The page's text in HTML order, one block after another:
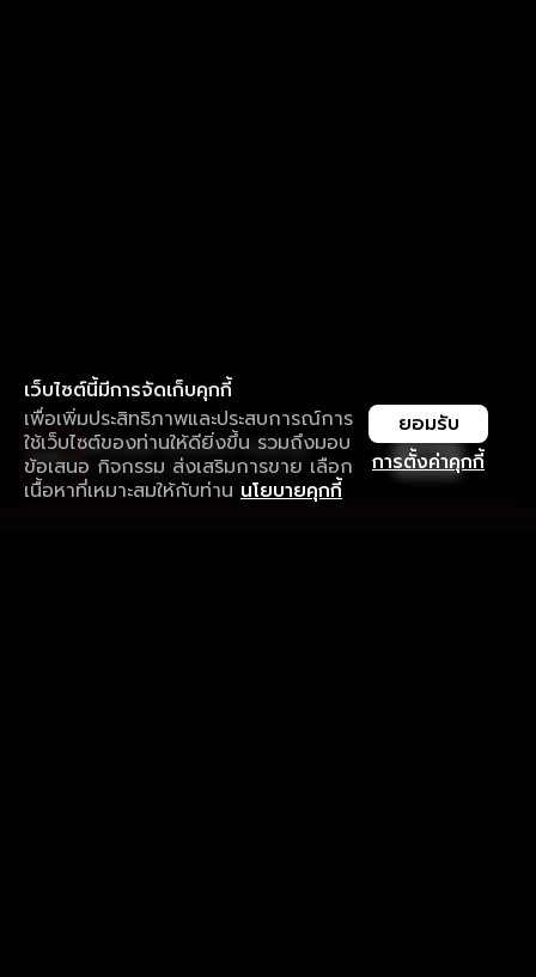
เว็บไซต์นี้มีการจัดเก็บคุกกี้
เพื่อเพิ่มประสิทธิภาพและประสบการณ์การ
ใช้เว็บไซต์ของท่านให้ดียิ่งขึ้น รวมถึงมอบ
ข้อเสนอ กิจกรรม ส่งเสริมการขาย เลือก
เนื้อหาที่เหมาะสมให้กับท่าน นโยบายคุกกี้
การตั้งค่าคุกกี้
ยอมรับ
ใช้งานแอป ลื่นไหลกว่า ไม่มีสะดุด
ดาวน์โหลดแอปเพื่อการรับชมที่ดีกว่า เปิด